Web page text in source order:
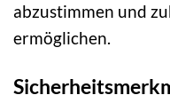
abzustimmen und
ermöglichen.